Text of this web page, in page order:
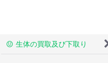
生体の買取及び下取り